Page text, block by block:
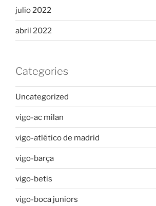
julio 2022
abril 2022
Categories
Uncategorized
vigo-ac milan
vigo-atlético de madrid
vigo-barça
vigo-betis
vigo-boca juniors